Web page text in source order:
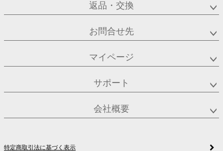
返品・交換
お問合せ先
マイページ
サポート
会社概要
特定商取引法に基づく表示